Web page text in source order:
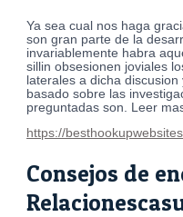
Ya sea cual nos haga
son gran parte de la
invariablemente habra
silli­n obsesionen joviales
laterales a dicha
basado sobre las
preguntadas son. Leer
https://
Consejos de